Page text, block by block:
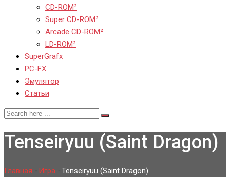
CD-ROM²
Super CD-ROM²
Arcade CD-ROM²
LD-ROM²
SuperGrafx
PC-FX
Эмулятор
Статьи
Tenseiryuu (Saint Dragon)
Главная - Игра -Tenseiryuu (Saint Dragon)